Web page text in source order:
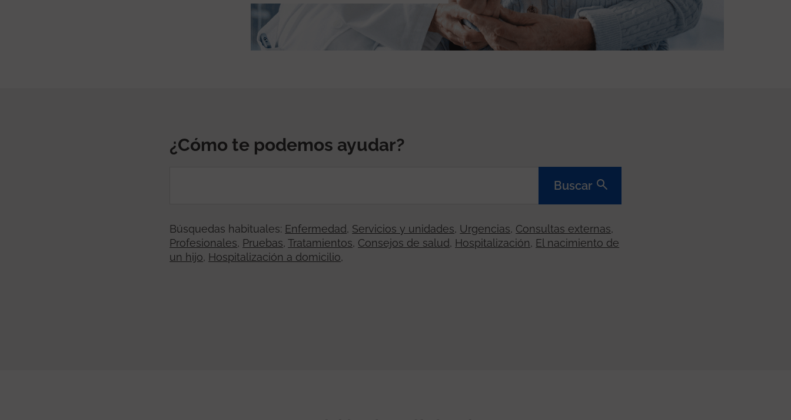
¿Cómo te podemos ayudar?
Buscar
Búsquedas habituales: Enfermedad, Servicios y unidades, Urgencias, Consultas externas,
Profesionales, Pruebas,Tratamientos, Consejos de salud, Hospitalización, El nacimiento de
un hijo, Hospitalización a domicilio,